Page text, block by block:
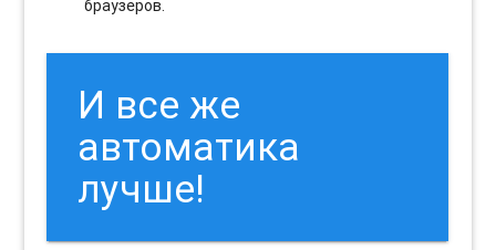
браузеров.
И все же
автоматика
лучше!